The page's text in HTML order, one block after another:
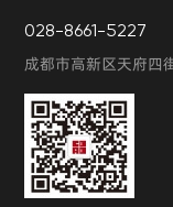
028-8661-5227
成都市高新区天府四